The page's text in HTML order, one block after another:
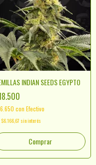
INDIAN SEEDS EGYPTO
con Efectivo
$6.166,67 sin interés
Comprar